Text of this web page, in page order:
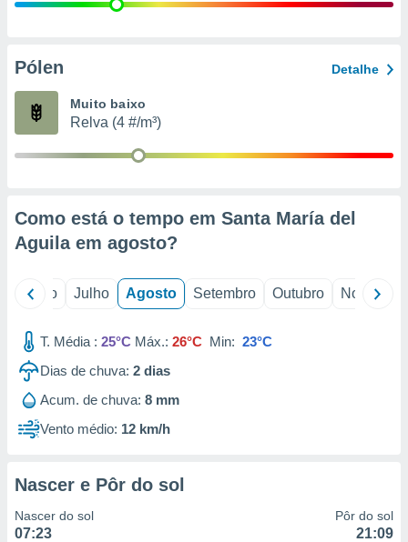
e
de
Pólen Detalhe
Muito baixo
Relva (4 #/m³)
Como está o tempo em Santa María del
Aguila em agosto?
Junho Julho Agosto Setembro Outubro Novembro
T. Média : 25°C Máx.: 26°C Min: 23°C
Dias de chuva: 2 dias
Acum. de chuva: 8 mm
Vento médio: 12 km/h
Nascer e Pôr do sol
Nascer do sol
07:23
Pôr do sol
21:09